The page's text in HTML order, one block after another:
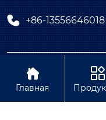
 +86-13556646018
Copyright © ООО
автоматизация
Политика

Главная
